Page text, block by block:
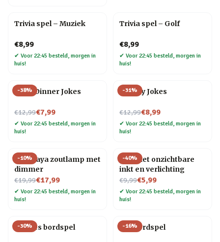
Trivia spel – Muziek
€8,99
✔ Voor 22:45 besteld, morgen in
huis!
Trivia spel – Golf
€8,99
✔ Voor 22:45 besteld, morgen in
huis!
-38%
After Dinner Jokes
€12,99
Nu voor€7,99
✔ Voor 22:45 besteld, morgen in
huis!
-31%
Cheesy Jokes
€12,99
Nu voor€8,99
✔ Voor 22:45 besteld, morgen in
huis!
-10%
Himalaya zoutlamp met
dimmer
€19,99
Nu voor€17,99
✔ Voor 22:45 besteld, morgen in
huis!
-40%
Pen met onzichtbare
inkt en verlichting
€9,99
Nu voor€5,99
✔ Voor 22:45 besteld, morgen in
huis!
-30%
Foodies bordspel -16%
Gin bordspel